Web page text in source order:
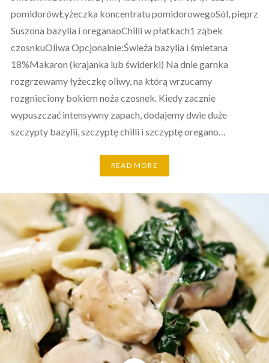
pomidorówŁyżeczka koncentratu pomidorowegoSól, pieprz
Suszona bazylia i oreganaoChilli w płatkach1 ząbek
czosnkuOliwa Opcjonalnie:Świeża bazylia i śmietana
18%Makaron (krajanka lub świderki) Na dnie garnka
rozgrzewamy łyżeczkę oliwy, na którą wrzucamy
rozgnieciony bokiem noża czosnek. Kiedy zacznie
wypuszczać intensywny zapach, dodajemy dwie duże
szczypty bazylii, szczyptę chilli i szczyptę oregano…
READ MORE